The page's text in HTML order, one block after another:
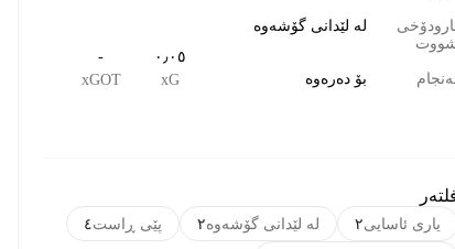
لە لێدانی گۆشەوە
بۆ دەرەوە
٠٫٠٥
xG
-
xGOT
یاری ئاسایی٢ لە لێدانی گۆشەوە٢ پێی ڕاست٤